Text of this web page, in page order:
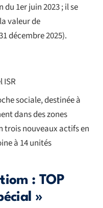
1er juin 2023 ; il se
valeur de
décembre 2025).
ISR
sociale, destinée à
dans des zones
trois nouveaux actifs en
à 14 unités
: TOP
»